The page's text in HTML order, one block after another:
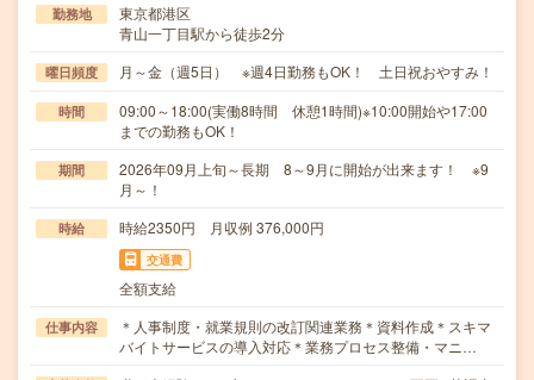
勤務地
東京都港区
青山一丁目駅から徒歩2分
曜日頻度 月～金（週5日） ※週4日勤務もOK！ 土日祝おやすみ！
時間
09:00～18:00(実働8時間 休憩1時間)※10:00開始や17:00
までの勤務もOK！
期間
2026年09月上旬～長期 8～9月に開始が出来ます！ ※9
月～！
時給 時給2350円 月収例 376,000円
交通費
全額支給
仕事内容
＊人事制度・就業規則の改訂関連業務＊資料作成＊スキマ
バイトサービスの導入対応＊業務プロセス整備・マニ…